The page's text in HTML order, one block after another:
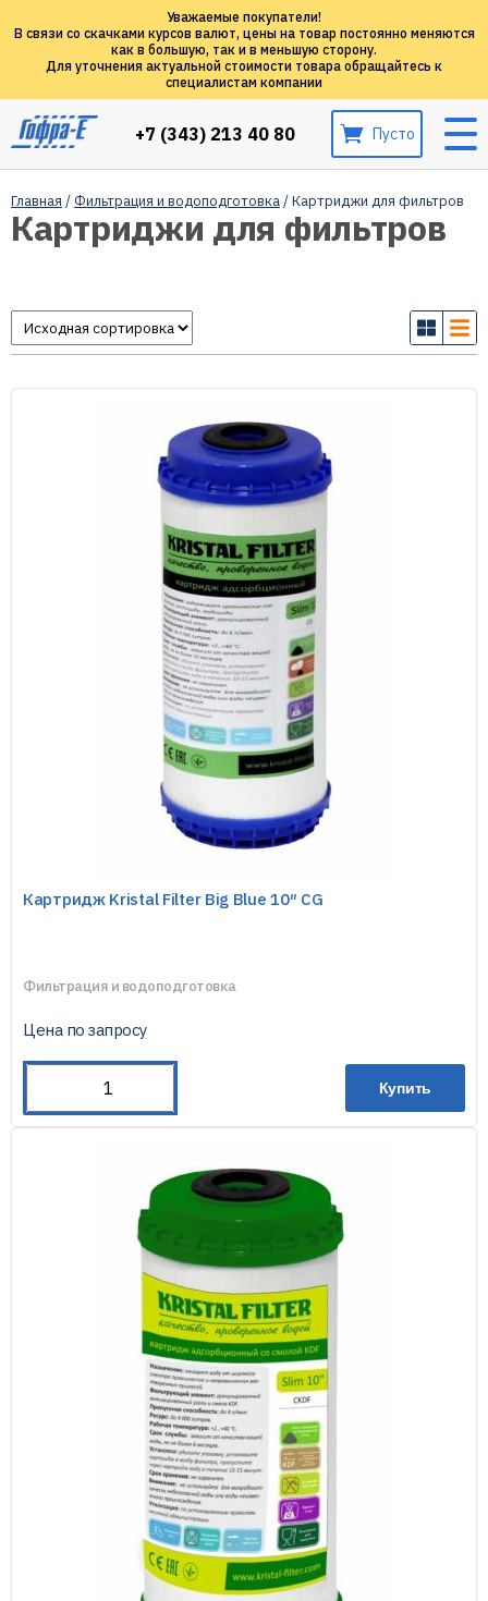
Уважаемые покупатели!
В связи со скачками курсов валют, цены на товар постоянно меняются
как в большую, так и в меньшую сторону.
Для уточнения актуальной стоимости товара обращайтесь к
специалистам компании
+7 (343) 213 40 80 Пусто
Главная / Фильтрация и водоподготовка/ Картриджи для фильтров
Картриджи для фильтров
Картридж Kristal Filter Big Blue 10″ CG
Фильтрация и водоподготовка
Цена по запросу
Купить